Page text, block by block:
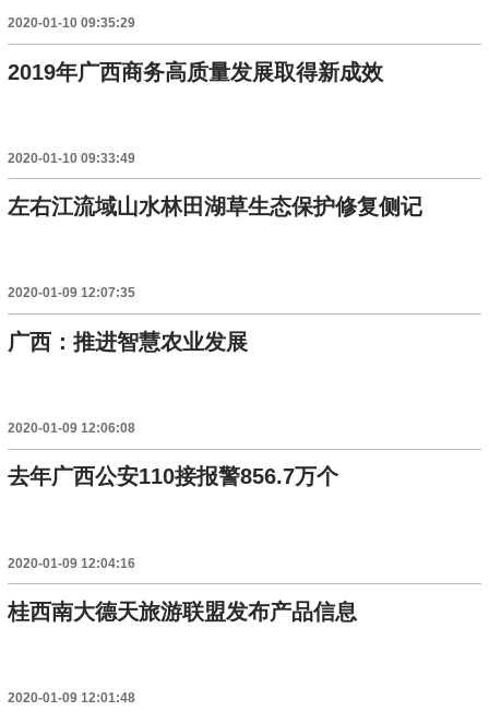
2020-01-10 09:35:29
2019年广西商务高质量发展取得新成效
2020-01-10 09:33:49
左右江流域山水林田湖草生态保护修复侧记
2020-01-09 12:07:35
广西：推进智慧农业发展
2020-01-09 12:06:08
去年广西公安110接报警856.7万个
2020-01-09 12:04:16
桂西南大德天旅游联盟发布产品信息
2020-01-09 12:01:48